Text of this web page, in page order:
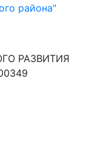
района"
РАЗВИТИЯ